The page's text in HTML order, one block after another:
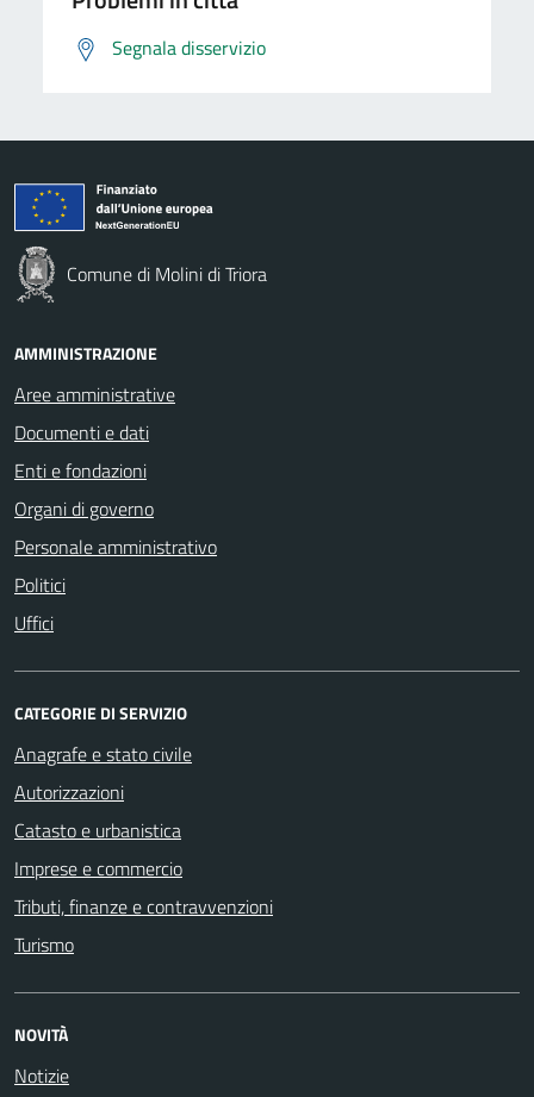
Segnala disservizio
Comune di Molini di Triora
AMMINISTRAZIONE
Aree amministrative
Documenti e dati
Enti e fondazioni
Organi di governo
Personale amministrativo
Politici
Uffici
CATEGORIE DI SERVIZIO
Anagrafe e stato civile
Autorizzazioni
Catasto e urbanistica
Imprese e commercio
Tributi, finanze e contravvenzioni
Turismo
NOVITÀ
Notizie